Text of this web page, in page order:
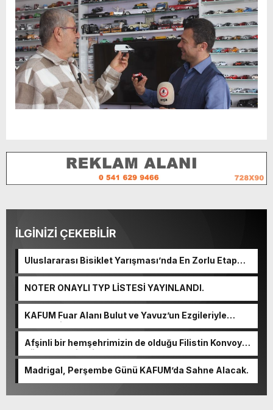
İLGİNİZİ ÇEKEBİLİR
Uluslararası Bisiklet Yarışması’nda En Zorlu Etap
NOTER ONAYLI TYP LİSTESİ YAYINLANDI.
KAFUM Fuar Alanı Bulut ve Yavuz’un Ezgileriyle
Şenlendi.
Afşinli bir hemşehrimizin de olduğu Filistin Konvoyu,
güçlenerek ilerliyor.
Madrigal, Perşembe Günü KAFUM’da Sahne Alacak.